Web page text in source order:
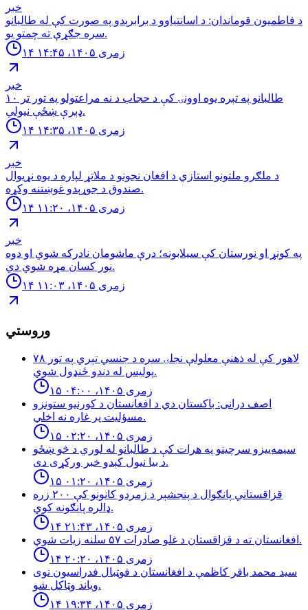
خبر
د فاطمیون قوماندان: د اسانتیاوو د برابرېدو په صورت کې له طالبانو
سره جګړې ته چمتو یو.
۱۴ زمری ۱۴۰۵، ۱۴:۴۵
خبر
طالبانو په تېره یوه اوونۍ کې د حجاب د نه مراعتولو په تور تر ۱۰
ډېرې ښځې نیولي.
۱۴ زمری ۱۴۰۵، ۱۴:۳۵
خبر
د ملګرو ملتونو استازي د افغان نجونو د ملاتړ لپاره د یوه نړیوال
صندوق د جوړېدو غوښتنه وکړه.
۱۴ زمری ۱۴۰۵، ۱۱:۲۰
خبر
په کونړ او نورستان کې سیلابونه؛ درې ماشومان نادرکه شوي او دوه
نور کسان مړه شوي دي.
۱۴ زمری ۱۴۰۵، ۱۱:۰۳
وروستي
لاهور کې له ذهنې معلولې نجلۍ سره د جنسي تېري په تور ٧٨
پوليس له دندو ځنډول شوي.
۱۵ زمری ۱۴۰۵، ۰۴:۰۰
اصف درانى: باكستان دي د افغانستان د كورنيو ستونزو
مسؤليت پر غاره نه اخلي.
۱۵ زمری ۱۴۰۵، ۰۲:۲۰
سیمه‌ییزو سرچینو په هرات کې د طالبانو له لوري د څو ښځو
د بیا نیول کېدو خبر ورکړی دی.
۱۵ زمری ۱۴۰۵، ۰۱:۲۰
قزاقستاني پانګوال د پنجشېر د زمردو كانونو كې ٢٠٠ زره
ډالره پانګونه كوي.
۱۴ زمری ۱۴۰۵، ۲۱:۴۳
افغانستان ته د قزاقستان د غلو صادرات ۵۷ سلنه زيات شوي.
۱۴ زمری ۱۴۰۵، ۲۰:۲۰
سید محمد باقر کاظمي د افغانستان د فوټبال فدراسیون نوی
ویاند وټاکل شو.
۱۴ زمری ۱۴۰۵، ۱۹:۳۴